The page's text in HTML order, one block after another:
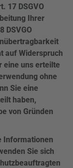
17 DSGVO
Ihrer
DSVGO
auf Widerspruch
eine uns erteilte
ohne
Sie eine
haben,
von Gründen
Informationen
Sie sich